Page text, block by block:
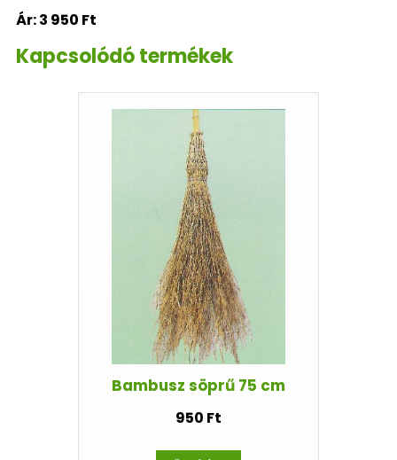
Ár:3 950 Ft
Kapcsolódó termékek
Bambusz söprű 75 cm
950 Ft